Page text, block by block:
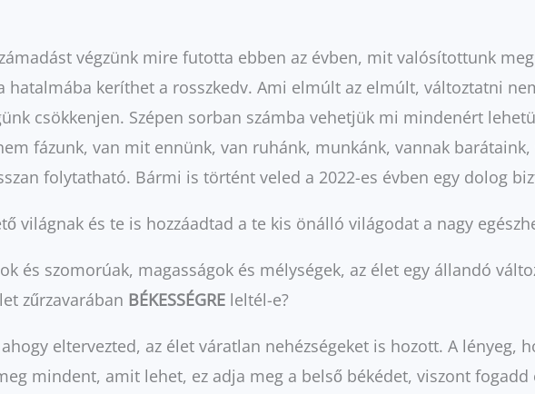
végzünk mire futotta ebben az évben, mit valósítottunk
hatalmába keríthet a rosszkedv. Ami elmúlt az elmúlt, változtatni
csökkenjen. Szépen sorban számba vehetjük mi mindenért
fázunk, van mit ennünk, van ruhánk, munkánk, vannak
folytatható. Bármi is történt veled a 2022-es évben egy dolog
világnak és te is hozzáadtad a te kis önálló világodat a nagy
és szomorúak, magasságok és mélységek, az élet egy állandó
zűrzavarában BÉKESSÉGRE leltél-e?
eltervezted, az élet váratlan nehézségeket is hozott. A lényeg,
mindent, amit lehet, ez adja meg a belső békédet, viszont